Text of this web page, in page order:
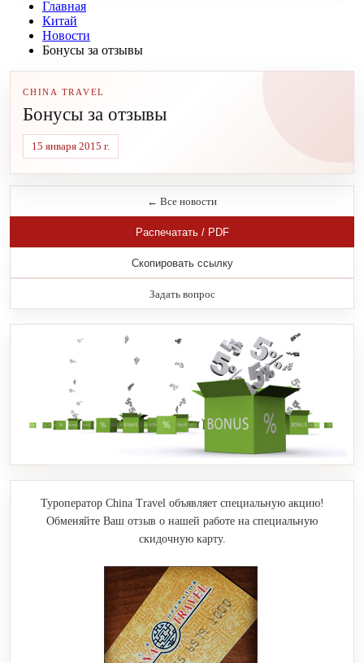
Главная
Китай
Новости
Бонусы за отзывы
CHINA TRAVEL
Бонусы за отзывы
15 января 2015 г.
← Все новости
Распечатать / PDF
Скопировать ссылку
Задать вопрос
Туроператор China Travel объявляет специальную акцию!
Обменяйте Ваш отзыв о нашей работе на специальную
скидочную карту.